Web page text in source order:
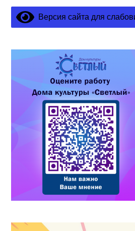
Версия сайта для